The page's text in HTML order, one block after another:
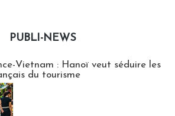
PUBLI-NEWS
Vietnam : Hanoï veut séduire les
du tourisme